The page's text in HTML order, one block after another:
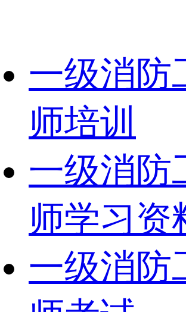
一级消防
师培训
一级消防
师学习资
一级消防